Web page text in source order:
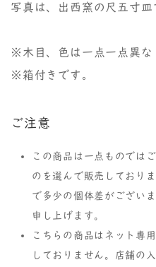
写真は、出西窯の尺五寸皿
※木目、色は一点一点異な
※箱付きです。
ご注意
この商品は一点ものでは
のを選んで販売しており
で多少の個体差がござい
申し上げます。
こちらの商品はネット専
しておりません。店舗の